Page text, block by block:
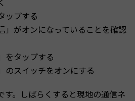
ップする
」がオンになっていることを確認
をタップする
のスイッチをオンにする
す。しばらくすると現地の通信ネ